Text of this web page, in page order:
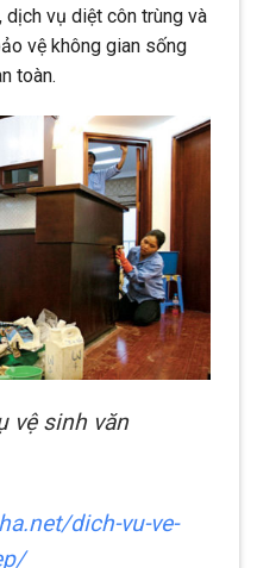
dịch vụ diệt côn trùng và
vệ không gian sống
toàn.
vệ sinh văn
dich-vu-ve-